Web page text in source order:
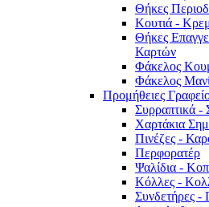
Θήκες
Κουτιά -
Θήκες
Καρτών
Φάκελος
Φάκελος
Προμήθειες
Συρραπτικά -
Χαρτάκια
Πινέζες -
Περφορατέρ
Ψαλίδια -
Κόλλες -
Συνδετήρες -